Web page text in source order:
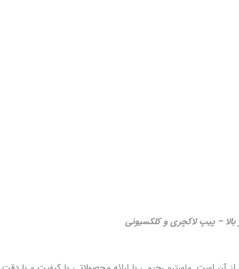
بالا – پیپ لاکچری و کلکسیونی